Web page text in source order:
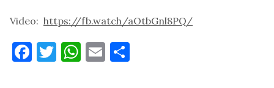
Video: https://fb.watch/aOtbGnl8PQ/
Facebook
Twitter
WhatsApp
Email